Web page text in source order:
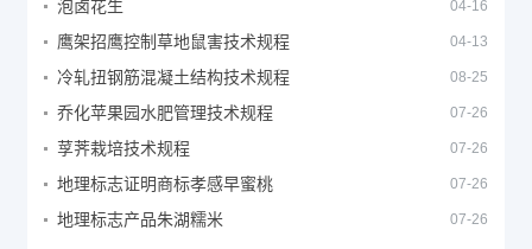
泡卤花生 04-16
鹰架招鹰控制草地鼠害技术规程 04-13
冷轧扭钢筋混凝土结构技术规程 08-25
乔化苹果园水肥管理技术规程 07-26
莩荠栽培技术规程 07-26
地理标志证明商标孝感早蜜桃 07-26
地理标志产品朱湖糯米 07-26